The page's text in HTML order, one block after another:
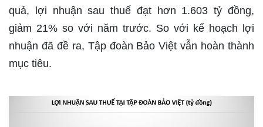
quả, lợi nhuận sau thuế đạt hơn 1.603 tỷ đồng,
giảm 21% so với năm trước. So với kế hoạch lợi
nhuận đã đề ra, Tập đoàn Bảo Việt vẫn hoàn thành
mục tiêu.